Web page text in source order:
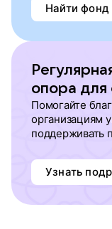
Найти фонд
опора
Помогайте
организациям
поддерживать
Узнать